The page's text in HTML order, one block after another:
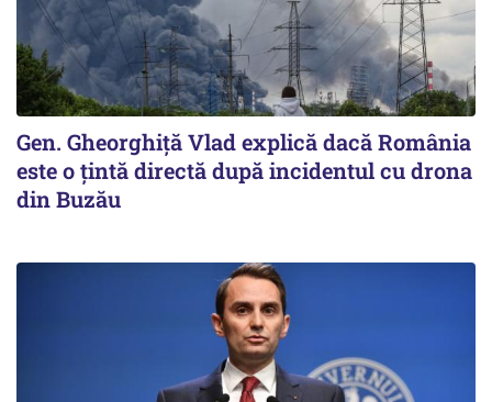
Gen. Gheorghiță Vlad explică dacă România
este o țintă directă după incidentul cu drona
din Buzău